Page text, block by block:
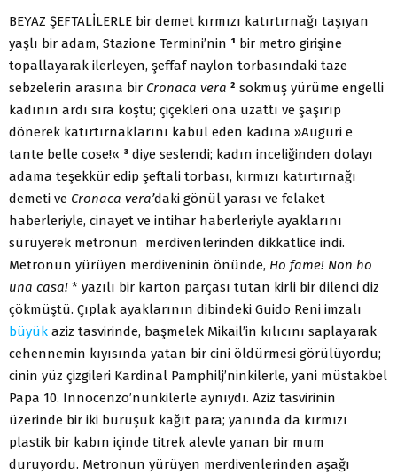
BEYAZ ŞEFTALİLERLE bir demet kırmızı katırtırnağı taşıyan
yaşlı bir adam, Stazione Termini’nin ¹ bir metro girişine
topallayarak ilerleyen, şeffaf naylon torbasındaki taze
sebzelerin arasına bir Cronaca vera ² sokmuş yürüme engelli
kadının ardı sıra koştu; çiçekleri ona uzattı ve şaşırıp
dönerek katırtırnaklarını kabul eden kadına »Auguri e
tante belle cose!« ³ diye seslendi; kadın inceliğinden dolayı
adama teşekkür edip şeftali torbası, kırmızı katırtırnağı
demeti ve Cronaca vera’daki gönül yarası ve felaket
haberleriyle, cinayet ve intihar haberleriyle ayaklarını
sürüyerek metronun merdivenlerinden dikkatlice indi.
Metronun yürüyen merdiveninin önünde, Ho fame! Non ho
una casa! * yazılı bir karton parçası tutan kirli bir dilenci diz
çökmüştü. Çıplak ayaklarının dibindeki Guido Reni imzalı
büyük aziz tasvirinde, başmelek Mikail’in kılıcını saplayarak
cehennemin kıyısında yatan bir cini öldürmesi görülüyordu;
cinin yüz çizgileri Kardinal Pamphilj’ninkilerle, yani müstakbel
Papa 10. Innocenzo’nunkilerle aynıydı. Aziz tasvirinin
üzerinde bir iki buruşuk kağıt para; yanında da kırmızı
plastik bir kabın içinde titrek alevle yanan bir mum
duruyordu. Metronun yürüyen merdivenlerinden aşağı